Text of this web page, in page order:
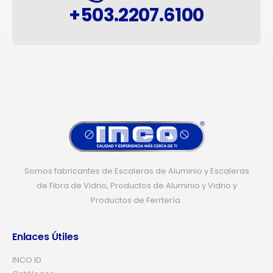
+503.2207.6100
Somos fabricantes de Escaleras de Aluminio y Escaleras
de Fibra de Vidrio, Productos de Aluminio y Vidrio y
Productos de Ferrtería.
Enlaces Útiles
INCO ID